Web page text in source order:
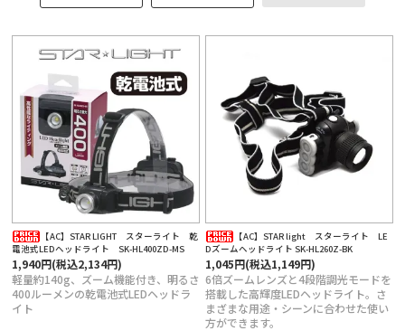
・送料について
について
商取引法に基づく表記
【AC】STAR LIGHT スターライト 乾
電池式LEDヘッドライト SK-HL400ZD-MS
1,940円(税込2,134円)
軽量約140g、ズーム機能付き、明るさ
400ルーメンの乾電池式LEDヘッドラ
イト
【AC】STAR light スターライト LE
Dズームヘッドライト SK-HL260Z-BK
1,045円(税込1,149円)
6倍ズームレンズと4段階調光モードを
搭載した高輝度LEDヘッドライト。さ
まざまな用途・シーンに合わせた使い
方ができます。